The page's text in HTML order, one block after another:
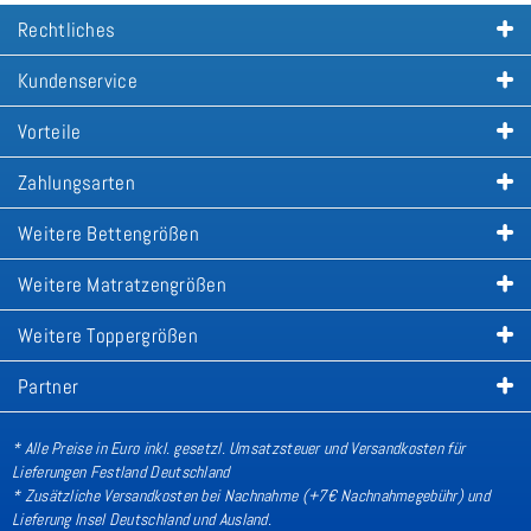
Rechtliches
Kundenservice
Vorteile
Zahlungsarten
Weitere Bettengrößen
Weitere Matratzengrößen
Weitere Toppergrößen
Partner
* Alle Preise in Euro inkl. gesetzl. Umsatzsteuer und Versandkosten für
Lieferungen Festland Deutschland
* Zusätzliche Versandkosten bei Nachnahme (+7€ Nachnahmegebühr) und
Lieferung Insel Deutschland und Ausland.